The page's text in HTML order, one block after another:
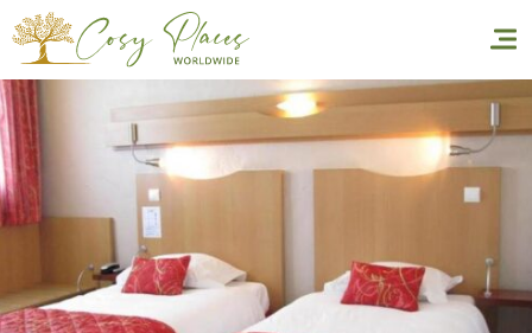
Inicio
Reservar una estancia
Nuestra colección mundial
World’s Best Hotels